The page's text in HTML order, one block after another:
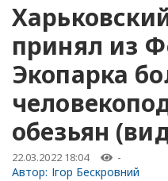
принял из
Экопарка
обезьян
22.03.2022 18:04 -
Автор: Ігор Бескровний